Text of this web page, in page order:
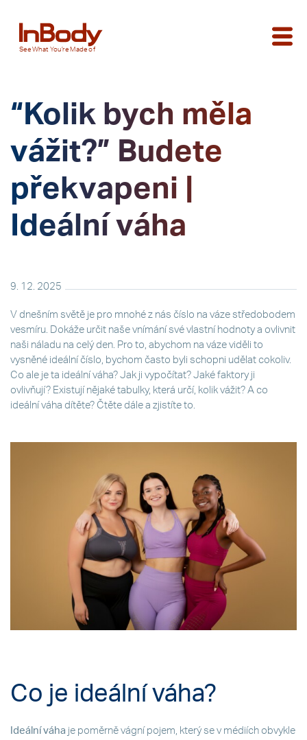
See What You’re Made of
“Kolik bych měla
vážit?” Budete
překvapeni |
Ideální váha
9. 12. 2025
V dnešním světě je pro mnohé z nás číslo na váze středobodem
vesmíru. Dokáže určit naše vnímání své vlastní hodnoty a ovlivnit
naši náladu na celý den. Pro to, abychom na váze viděli to
vysněné ideální číslo, bychom často byli schopni udělat cokoliv.
Co ale je ta ideální váha? Jak ji vypočítat? Jaké faktory ji
ovlivňují? Existují nějaké tabulky, která určí, kolik vážit? A co
ideální váha dítěte? Čtěte dále a zjistíte to.
Co je ideální váha?
Ideální váha je poměrně vágní pojem, který se v médiích obvykle